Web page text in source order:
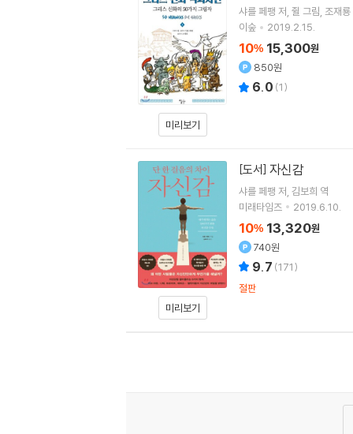
미리보기
샤를 페팽 저 쥘 그림 조재룡
이숲
2019.2.15.
10% 15,300원
850원
6.0 (1)
미리보기
[도서] 자신감
샤를 페팽 저 김보희 역
미래타임즈
2019.6.10.
10% 13,320원
740원
9.7 (171)
절판